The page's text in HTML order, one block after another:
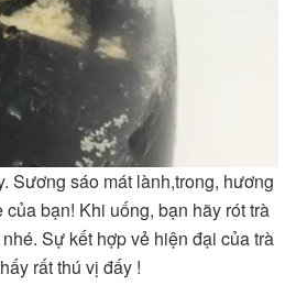
Sương sáo mát lành,trong, hương
bạn! Khi uống, bạn hãy rót trà
Sự kết hợp vẻ hiện đại của trà
rất thú vị đấy !